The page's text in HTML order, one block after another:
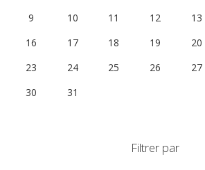
9
10 11 12 13
16
17 18 19 20
23
24 25 26 27
30
31
Filtrer par